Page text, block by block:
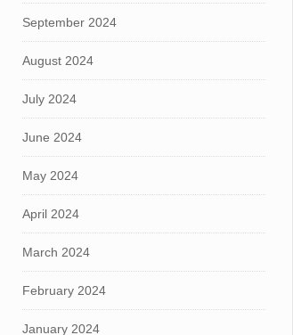
September 2024
August 2024
July 2024
June 2024
May 2024
April 2024
March 2024
February 2024
January 2024